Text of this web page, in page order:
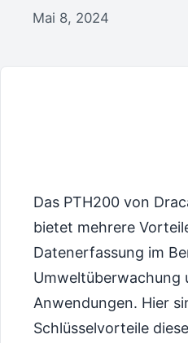
Mai 8, 2024
Das PTH200 von
bietet mehrere
Datenerfassung im
Umweltüberwachung
Anwendungen. Hier
Schlüsselvorteile